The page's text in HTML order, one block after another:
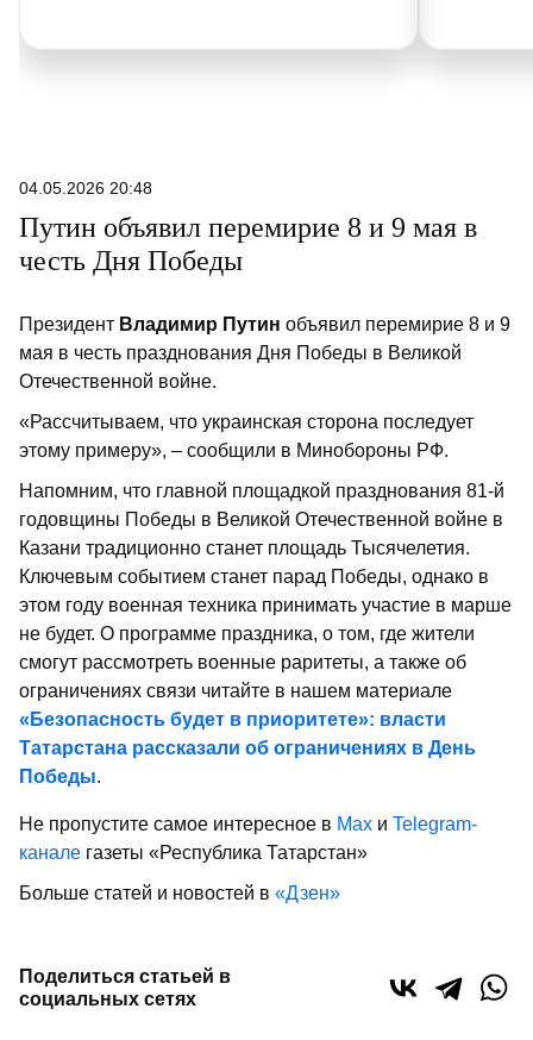
04.05.2026 20:48
Путин объявил перемирие 8 и 9 мая в
честь Дня Победы
Президент Владимир Путин объявил перемирие 8 и 9
мая в честь празднования Дня Победы в Великой
Отечественной войне.
«Рассчитываем, что украинская сторона последует
этому примеру», – сообщили в Минобороны РФ.
Напомним, что главной площадкой празднования 81-й
годовщины Победы в Великой Отечественной войне в
Казани традиционно станет площадь Тысячелетия.
Ключевым событием станет парад Победы, однако в
этом году военная техника принимать участие в марше
не будет. О программе праздника, о том, где жители
смогут рассмотреть военные раритеты, а также об
ограничениях связи читайте в нашем материале
«Безопасность будет в приоритете»: власти
Татарстана рассказали об ограничениях в День
Победы.
Не пропустите самое интересное в Max и Telegram-
канале газеты «Республика Татарстан»
Больше статей и новостей в «Дзен»
Поделиться статьей в
социальных сетях